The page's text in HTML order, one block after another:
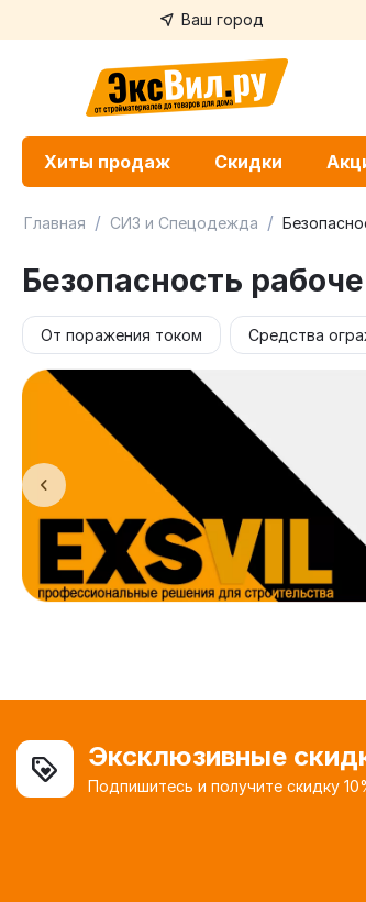
Ваш город
Хиты продаж Скидки
Главная / СИЗ и Спецодежда /
Безопасность
От поражения током Средства
Эксклюзивные
Подпишитесь и получите скидку